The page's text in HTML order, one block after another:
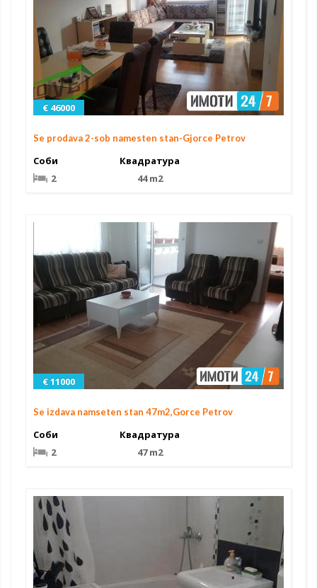
€ 46000
Se prodava 2-sob namesten stan-Gjorce Petrov
Соби
2
Квадратура
44 m2
€ 11000
Se izdava namseten stan 47m2,Gorce Petrov
Соби
2
Квадратура
47 m2